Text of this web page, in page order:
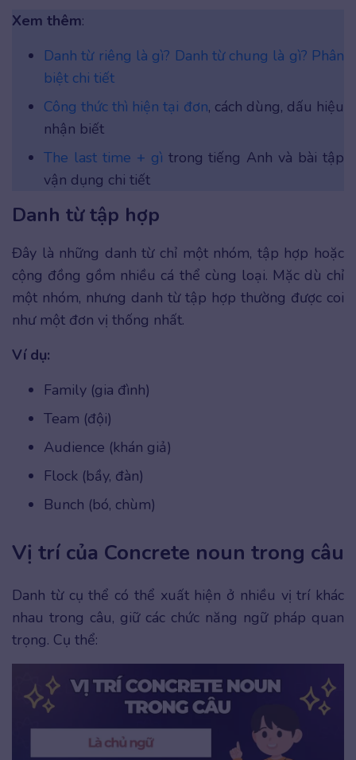
Xem thêm:
Danh từ riêng là gì? Danh từ chung là gì? Phân
biệt chi tiết
Công thức thì hiện tại đơn, cách dùng, dấu hiệu
nhận biết
The last time + gì trong tiếng Anh và bài tập
vận dụng chi tiết
Danh từ tập hợp
Đây là những danh từ chỉ một nhóm, tập hợp hoặc
cộng đồng gồm nhiều cá thể cùng loại. Mặc dù chỉ
một nhóm, nhưng danh từ tập hợp thường được coi
như một đơn vị thống nhất.
Ví dụ:
Family (gia đình)
Team (đội)
Audience (khán giả)
Flock (bầy, đàn)
Bunch (bó, chùm)
Vị trí của Concrete noun trong câu
Danh từ cụ thể có thể xuất hiện ở nhiều vị trí khác
nhau trong câu, giữ các chức năng ngữ pháp quan
trọng. Cụ thể: